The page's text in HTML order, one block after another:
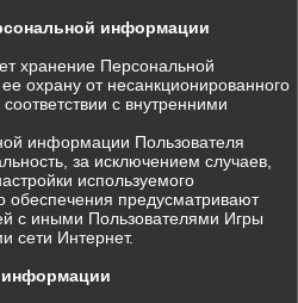
информации
хранение Персональной
охрану от несанкционированного
с внутренними
информации Пользователя
за исключением случаев,
используемого
обеспечения предусматривают
с иными Пользователями Игры
сети Интернет.
информации